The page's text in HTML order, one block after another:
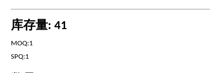
库存量: 41
MOQ:1
SPQ:1